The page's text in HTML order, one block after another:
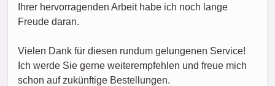
Ihrer hervorragenden Arbeit habe ich noch lange
Freude daran.
Vielen Dank für diesen rundum gelungenen Service!
Ich werde Sie gerne weiterempfehlen und freue mich
schon auf zukünftige Bestellungen.